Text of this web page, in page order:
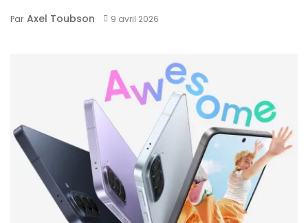
Par Axel Toubson 9 avril 2026